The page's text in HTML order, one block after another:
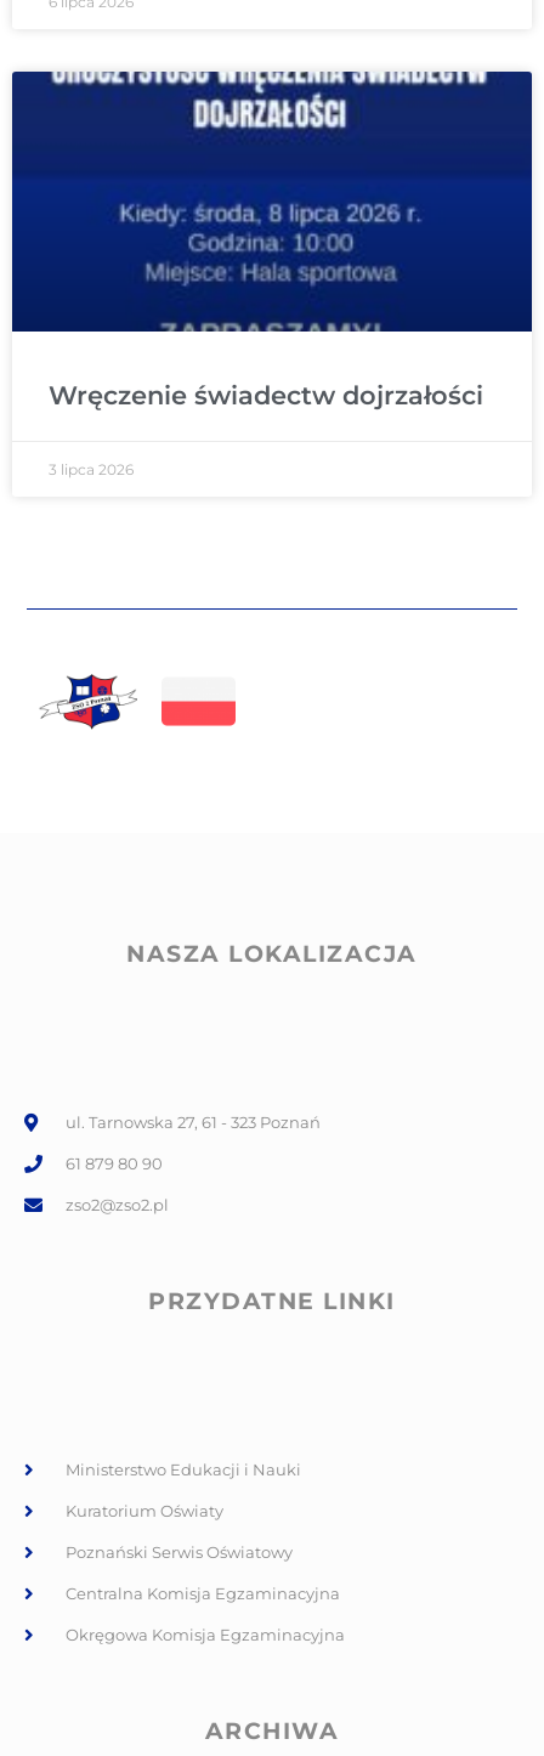
Wręczenie świadectw dojrzałości
3 lipca 2026
NASZA LOKALIZACJA
ul. Tarnowska 27, 61 - 323 Poznań
61 879 80 90
zso2@zso2.pl
PRZYDATNE LINKI
Ministerstwo Edukacji i Nauki
Kuratorium Oświaty
Poznański Serwis Oświatowy
Centralna Komisja Egzaminacyjna
Okręgowa Komisja Egzaminacyjna
ARCHIWA